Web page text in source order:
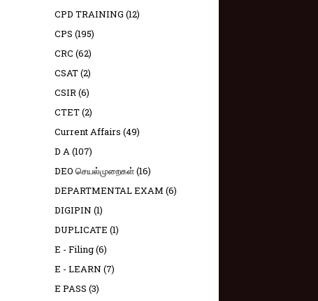
CPD TRAINING (12)
CPS (195)
CRC (62)
CSAT(2)
CSIR(6)
CTET(2)
Current Affairs (49)
D A(107)
DEO செயல்முறைகள்(16)
DEPARTMENTAL EXAM (6)
DIGIPIN (1)
DUPLICATE (1)
E - Filing(6)
E - LEARN (7)
E PASS (3)